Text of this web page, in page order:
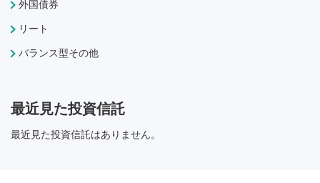
外国債券
リート
バランス型その他
最近見た投資信託
最近見た投資信託はありません。